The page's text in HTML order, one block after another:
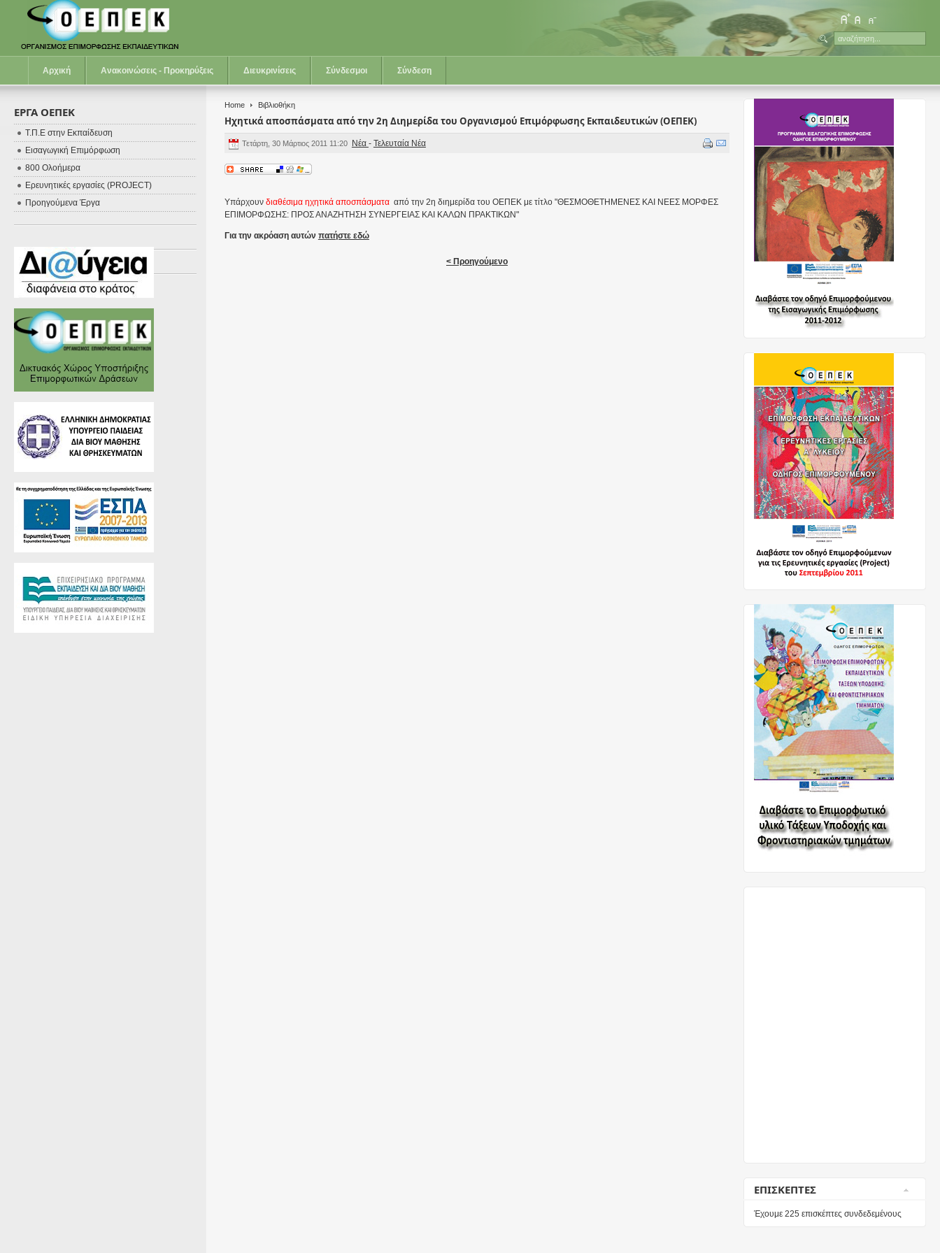
Αρχική Ανακοινώσεις - Προκηρύξεις Διευκρινίσεις Σύνδεσμοι Σύνδεση
Home Βιβλιοθήκη
Ηχητικά αποσπάσματα από την 2η Διημερίδα του Οργανισμού Επιμόρφωσης Εκπαιδευτικών (ΟΕΠΕΚ)
Τετάρτη, 30 Μάρτιος 2011 11:20 Νέα - Τελευταία Νέα
Υπάρχουνδιαθέσιμα ηχητικά αποσπάσματα από την 2η διημερίδα του ΟΕΠΕΚ με τίτλο "ΘΕΣΜΟΘΕΤΗΜΕΝΕΣ ΚΑΙ ΝΕΕΣ ΜΟΡΦΕΣ
ΕΠΙΜΟΡΦΩΣΗΣ: ΠΡΟΣ ΑΝΑΖΗΤΗΣΗ ΣΥΝΕΡΓΕΙΑΣ KAI ΚΑΛΩΝ ΠΡΑΚΤΙΚΩΝ"
Για την ακρόαση αυτών πατήστε εδώ
< Προηγούμενο
ΕΡΓΑ ΟΕΠΕΚ
Τ.Π.Ε στην Εκπαίδευση
Εισαγωγική Επιμόρφωση
800 Ολοήμερα
Ερευνητικές εργασίες (PROJECT)
Προηγούμενα Έργα
ΕΠΙΣΚΕΠΤΕΣ
Έχουμε 225 επισκέπτες συνδεδεμένους